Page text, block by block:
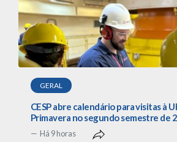
GERAL
CESP abre calendário para visitas à
Primavera no segundo semestre de
Há 9 horas